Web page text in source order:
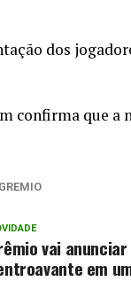
dos
confirma que a
GREMIO
vai anunciar
em